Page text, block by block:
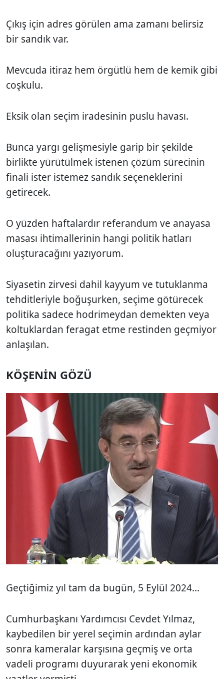
Çıkış için adres görülen ama zamanı belirsiz
bir sandık var.
Mevcuda itiraz hem örgütlü hem de kemik gibi
coşkulu.
Eksik olan seçim iradesinin puslu havası.
Bunca yargı gelişmesiyle garip bir şekilde
birlikte yürütülmek istenen çözüm sürecinin
finali ister istemez sandık seçeneklerini
getirecek.
O yüzden haftalardır referandum ve anayasa
masası ihtimallerinin hangi politik hatları
oluşturacağını yazıyorum.
Siyasetin zirvesi dahil kayyum ve tutuklanma
tehditleriyle boğuşurken, seçime götürecek
politika sadece hodrimeydan demekten veya
koltuklardan feragat etme restinden geçmiyor
anlaşılan.
KÖŞENİN GÖZÜ
Geçtiğimiz yıl tam da bugün, 5 Eylül 2024...
Cumhurbaşkanı Yardımcısı Cevdet Yılmaz,
kaybedilen bir yerel seçimin ardından aylar
sonra kameralar karşısına geçmiş ve orta
vadeli programı duyurarak yeni ekonomik